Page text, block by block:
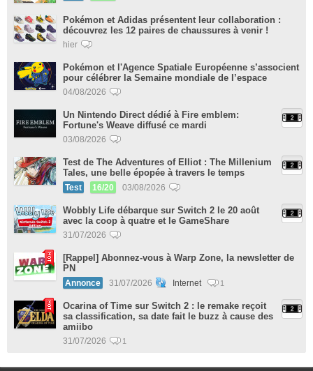
Pokémon et Adidas présentent leur collaboration :
découvrez les 12 paires de chaussures à venir !
hier
Pokémon et l'Agence Spatiale Européenne s’associent
pour célébrer la Semaine mondiale de l’espace
04/08/2026
Un Nintendo Direct dédié à Fire emblem:
Fortune's Weave diffusé ce mardi
03/08/2026
Test de The Adventures of Elliot : The Millenium
Tales, une belle épopée à travers le temps
Test 16/20 03/08/2026
Wobbly Life débarque sur Switch 2 le 20 août
avec la coop à quatre et le GameShare
31/07/2026
[Rappel] Abonnez-vous à Warp Zone, la newsletter de
PN
Annonce 31/07/2026 Internet 1
Ocarina of Time sur Switch 2 : le remake reçoit
sa classification, sa date fait le buzz à cause des
amiibo
31/07/2026 1